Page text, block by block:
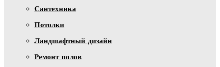
Сантехника
Потолки
Ландшафтный дизайн
Ремонт полов